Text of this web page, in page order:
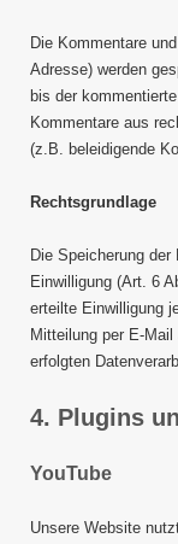
Die Kommentare
Adresse) werden
bis der
Kommentare aus
(z.B. beleidigende
Rechtsgrundlage
Die Speicherung
Einwilligung (Art. 6
erteilte Einwilligung
Mitteilung per E-
erfolgten
4. Plugins
YouTube
Unsere Website